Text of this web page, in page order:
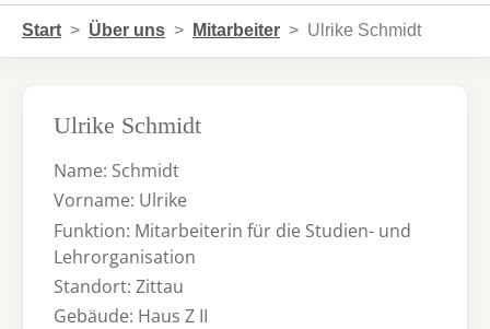
Sie sind hier:
Start Über uns Mitarbeiter Ulrike Schmidt
Ulrike Schmidt
Name: Schmidt
Vorname: Ulrike
Funktion: Mitarbeiterin für die Studien- und
Lehrorganisation
Standort: Zittau
Gebäude: Haus Z II